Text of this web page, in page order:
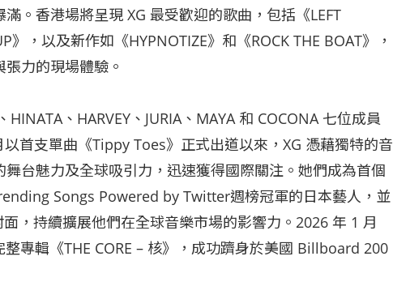
。香港場將呈現 XG 最受歡迎的歌曲，包括《LEFT
》，以及新作如《HYPNOTIZE》和《ROCK THE BOAT》，
力的現場體驗。
HINATA、HARVEY、JURIA、MAYA 和 COCONA 七位成員
首支單曲《Tippy Toes》正式出道以來，XG 憑藉獨特的音
舞台魅力及全球吸引力，迅速獲得國際關注。她們成為首個
Songs Powered by Twitter週榜冠軍的日本藝人，並
，持續擴展他們在全球音樂市場的影響力。2026 年 1 月
整專輯《THE CORE – 核》，成功躋身於美國 Billboard 200